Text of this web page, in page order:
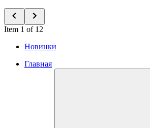
Item 1 of 12
Новинки
Главная